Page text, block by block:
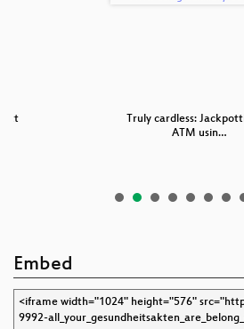
Truly cardless:
ATM usin…
Embed